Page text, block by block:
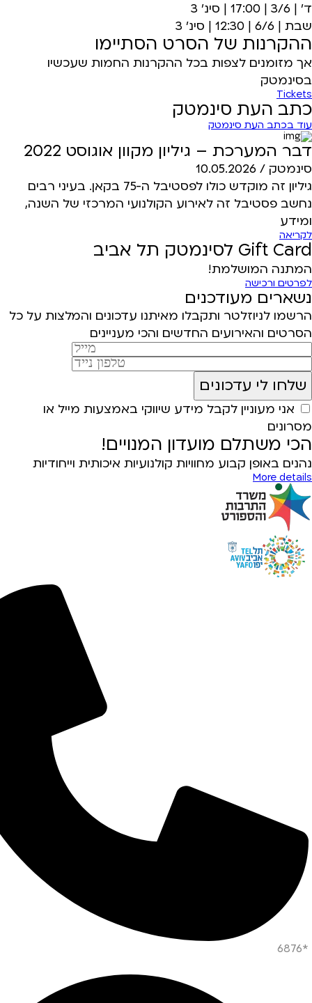
ד' | 3/6 | 17:00 | סינ' 3
שבת | 6/6 | 12:30 | סינ' 3
ההקרנות של הסרט הסתיימו
אך מזומנים לצפות בכל ההקרנות החמות שעכשיו
בסינמטק
Tickets
כתב העת סינמטק
עוד בכתב העת סינמטק
דבר המערכת – גיליון מקוון אוגוסט 2022
סינמטק / 10.05.2026
גיליון זה מוקדש כולו לפסטיבל ה-75 בקאן. בעיני רבים
נחשב פסטיבל זה לאירוע הקולנועי המרכזי של השנה,
ומידע
לקריאה
Gift Card לסינמטק תל אביב
המתנה המושלמת!
לפרטים ורכישה
נשארים מעודכנים
הרשמו לניוזלטר ותקבלו מאיתנו עדכונים והמלצות על כל
הסרטים והאירועים החדשים והכי מעניינים
אני מעוניין לקבל מידע שיווקי באמצעות מייל או
מסרונים
הכי משתלם מועדון המנויים!
נהנים באופן קבוע מחוויות קולנועיות איכותית וייחודיות
More details
*6876